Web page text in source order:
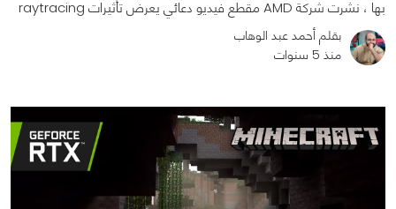
بها ، نشرت شركة AMD مقطع فيديو دعائي يعرض تأثيرات raytracing
بقلم أحمد عبد الوهاب
منذ 5 سنوات